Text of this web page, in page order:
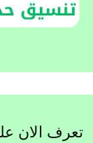
تعرف الان